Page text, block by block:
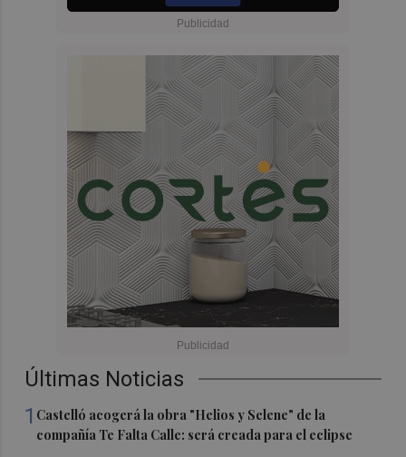
Últimas Noticias
1 Castelló acogerá la obra "Helios y Selene" de la
compañía Te Falta Calle: será creada para el eclipse